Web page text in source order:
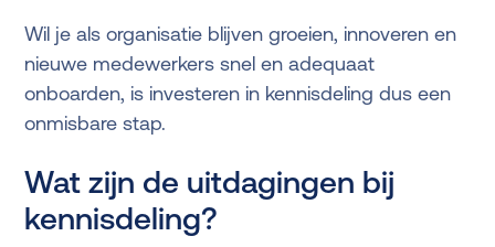
Wil je als organisatie blijven groeien, innoveren en
nieuwe medewerkers snel en adequaat
onboarden, is investeren in kennisdeling dus een
onmisbare stap.
Wat zijn de uitdagingen bij
kennisdeling?